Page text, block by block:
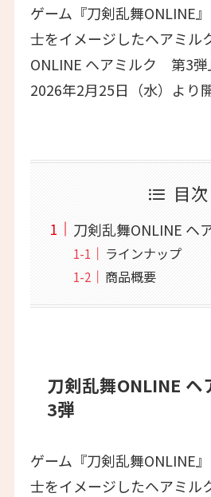
ゲーム『刀剣乱舞ONLINE
士をイメージしたヘアミル
ONLINE ヘアミルク 第3弾
2026年2月25日（水）より
目次
刀剣乱舞ONLINE
ラインナップ
商品概要
刀剣乱舞ONLINE
3弾
ゲーム『刀剣乱舞ONLINE
士をイメージしたヘアミル